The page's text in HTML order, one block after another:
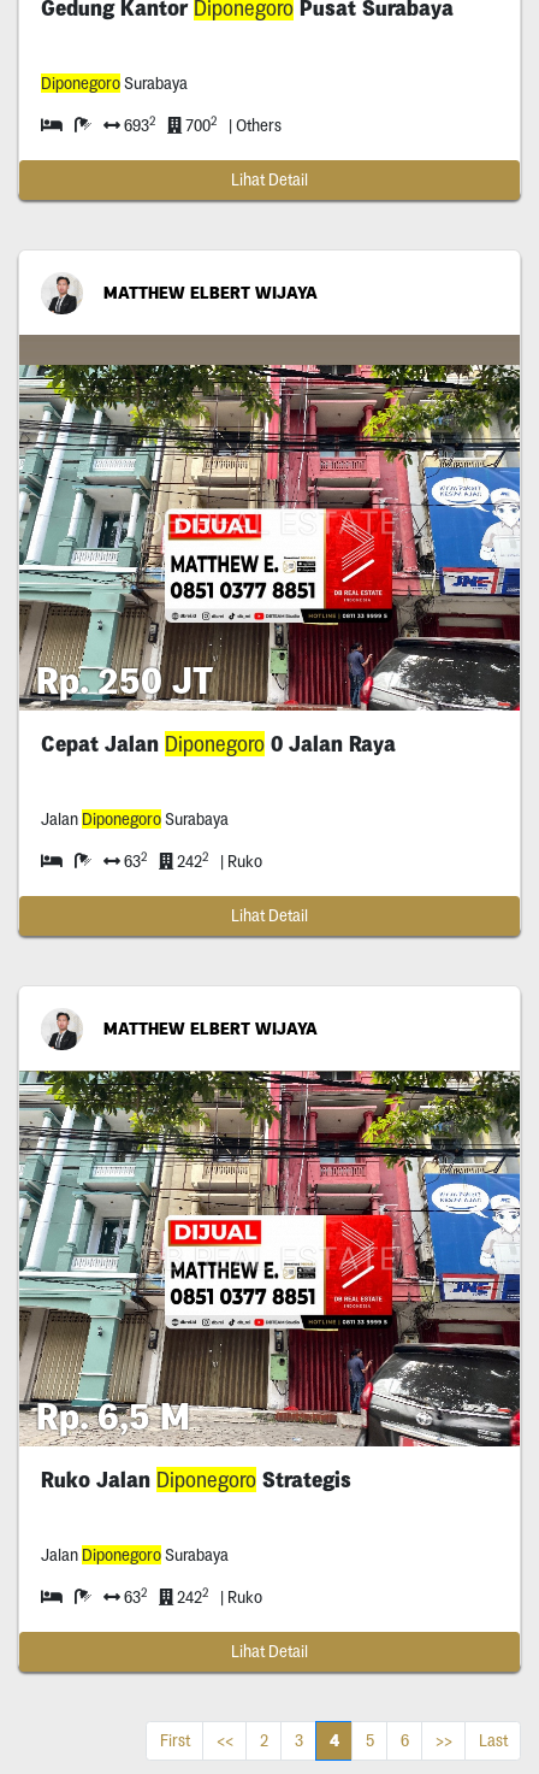
Gedung Kantor DiponegoroPusat Surabaya
DiponegoroSurabaya
6932 7002 | Others
Lihat Detail
MATTHEW ELBERT WIJAYA
Rp. 250 JT
Cepat Jalan Diponegoro0 Jalan Raya
Jalan DiponegoroSurabaya
632 2422 | Ruko
Lihat Detail
MATTHEW ELBERT WIJAYA
Rp. 6,5 M
Ruko Jalan DiponegoroStrategis
Jalan DiponegoroSurabaya
632 2422 | Ruko
Lihat Detail
First << 2 3 4 5 6 >> Last